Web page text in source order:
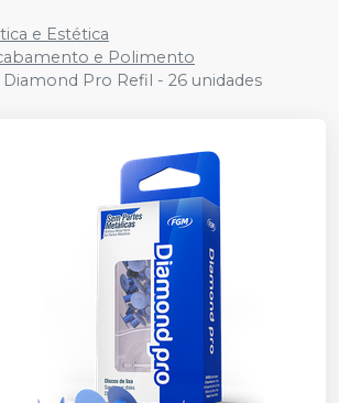
e Estética
e Polimento
Diamond Pro Refil - 26 unidades